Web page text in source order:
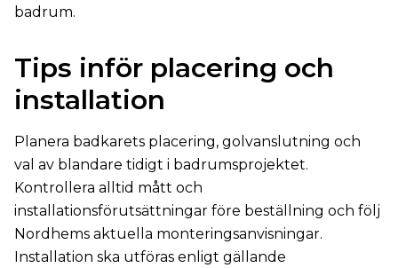
badrum.
Tips inför placering och
installation
Planera badkarets placering, golvanslutning och
val av blandare tidigt i badrumsprojektet.
Kontrollera alltid mått och
installationsförutsättningar före beställning och följ
Nordhems aktuella monteringsanvisningar.
Installation ska utföras enligt gällande